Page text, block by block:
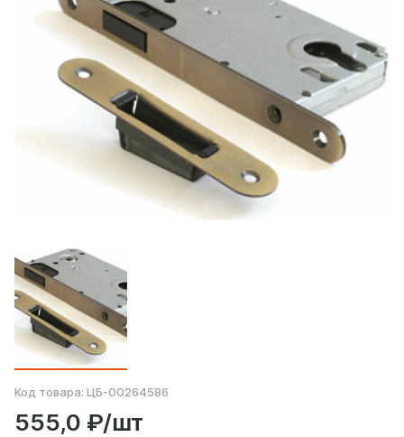
Код товара: ЦБ-00264586
555,0 ₽/шт